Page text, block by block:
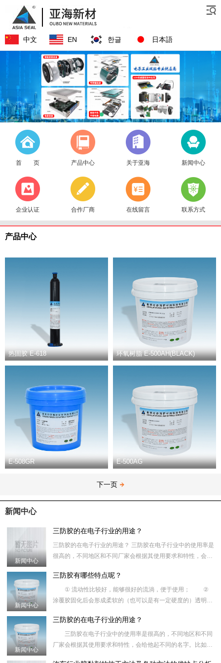
中文 EN 한글 日本語
首 页 产品中心 关于亚海 新闻中心
企业认证 合作厂商 在线留言 联系方式
产品中心
热固胶 E-618 环氧树脂 E-500AH(BLACK)
E-508GR E-500AG
下一页
新闻中心
新闻中心
三防胶的在电子行业的用途？
三防胶的在电子行业的用途？ 三防胶在电子行业中的使用率是
很高的，不同地区和不同厂家会根据其使用要求和特性，会给
新闻中心
三防胶有哪些特点呢？
① 流动性比较好，能够很好的流淌，便于使用； ②
涂覆胶固化后会形成柔软的（也可以是有一定硬度的）透明的
③优越的耐
新闻中心
三防胶的在电子行业的用途？
三防胶在电子行业中的使用率是很高的，不同地区和不同
厂家会根据其使用要求和特性，会给他起不同的名字。比如：